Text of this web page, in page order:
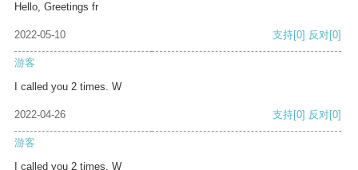
Hello, Greetings fr
2022-05-10 支持[0] 反对[0]
游客
I called you 2 times. W
2022-04-26 支持[0] 反对[0]
游客
I called you 2 times. W